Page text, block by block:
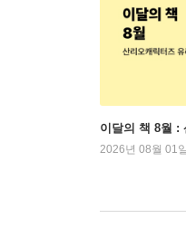
이달의 책 8월 :
2026년 08월 01